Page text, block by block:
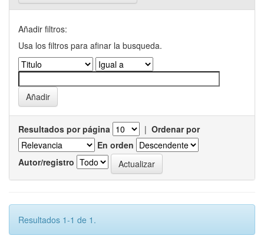
Añadir filtros:
Usa los filtros para afinar la busqueda.
Resultados por página | Ordenar por
En orden
Autor/registro
Resultados 1-1 de 1.